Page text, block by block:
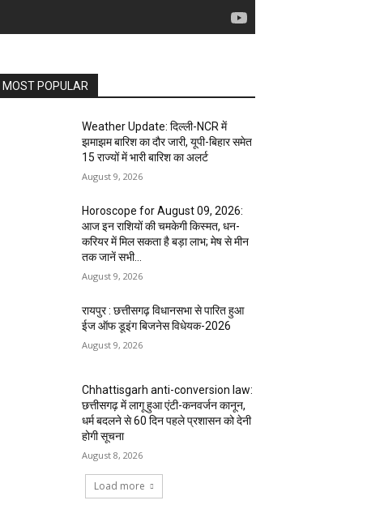
MOST POPULAR
Weather Update: दिल्ली-NCR में
झमाझम बारिश का दौर जारी, यूपी-बिहार समेत
15 राज्यों में भारी बारिश का अलर्ट
August 9, 2026
Horoscope for August 09, 2026:
आज इन राशियों की चमकेगी किस्मत, धन-
करियर में मिल सकता है बड़ा लाभ; मेष से मीन
तक जानें सभी...
August 9, 2026
रायपुर : छत्तीसगढ़ विधानसभा से पारित हुआ
ईज ऑफ डूइंग बिजनेस विधेयक-2026
August 9, 2026
Chhattisgarh anti-conversion law:
छत्तीसगढ़ में लागू हुआ एंटी-कनवर्जन कानून,
धर्म बदलने से 60 दिन पहले प्रशासन को देनी
होगी सूचना
August 8, 2026
Load more